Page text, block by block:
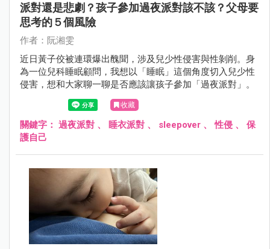
派對還是悲劇？孩子參加過夜派對該不該？父母要
思考的５個風險
作者：阮湘雯
近日黃子佼被連環爆出醜聞，涉及兒少性侵害與性剝削。身
為一位兒科睡眠顧問，我想以「睡眠」這個角度切入兒少性
侵害，想和大家聊一聊是否應該讓孩子參加「過夜派對」。
收藏
關鍵字： 過夜派對 、 睡衣派對 、 sleepover 、性侵 、 保
護自己